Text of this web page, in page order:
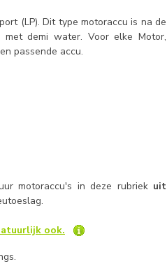
(LP). Dit type motoraccu is na de
demi water. Voor elke Motor,
passende accu.
motoraccu's in deze rubriek uit
ook.